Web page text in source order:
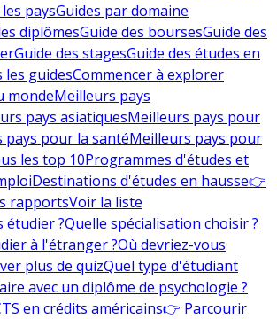
paysGuides par domaine
diplômesGuide des boursesGuide des
Guide des stagesGuide des études en
guidesCommencer à explorer
mondeMeilleurs pays
pays asiatiquesMeilleurs pays pour
pays pour la santéMeilleurs pays pour
les top 10Programmes d'études et
Destinations d'études en hausse👉
rapportsVoir la liste
étudier ?Quelle spécialisation choisir ?
à l'étranger ?Où devriez-vous
plus de quizQuel type d'étudiant
avec un diplôme de psychologie ?
en crédits américains👉 Parcourir